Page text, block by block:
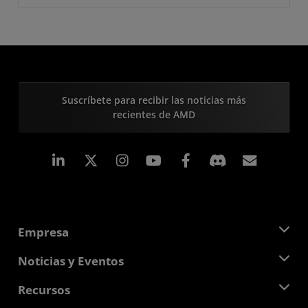
Suscríbete para recibir las noticias más
recientes de AMD
LinkedIn Instagram Facebook
Empresa
Acerca de AMD
Responsabilidad corporativa
Noticias y Eventos
Sala de prensa
Recursos